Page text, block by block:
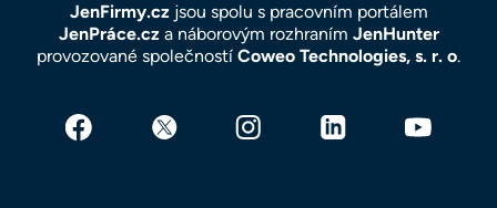
JenFirmy.czjsou spolu s pracovním portálem
JenPráce.cza náborovým rozhraním JenHunter
provozované společností Coweo Technologies, s. r. o.